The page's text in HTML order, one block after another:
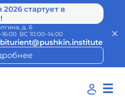
стартует в
д. 6
ВС 10:00–14:00
☰